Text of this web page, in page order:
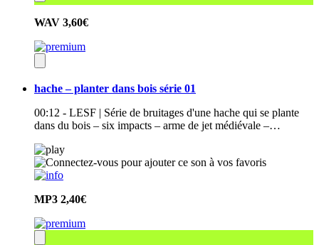
WAV 3,60€
hache – planter dans bois série 01
00:12 - LESF | Série de bruitages d'une hache qui se plante
dans du bois – six impacts – arme de jet médiévale –…
MP3 2,40€